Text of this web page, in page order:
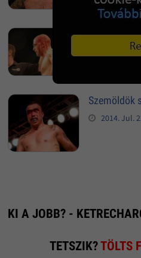
Betört fej
2014. Jul.
Szemöldök
2014. Jul.
KI A JOBB? -
TETSZIK?TÖLTS